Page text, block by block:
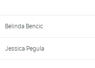
Belinda Bencic
Jessica Pegula